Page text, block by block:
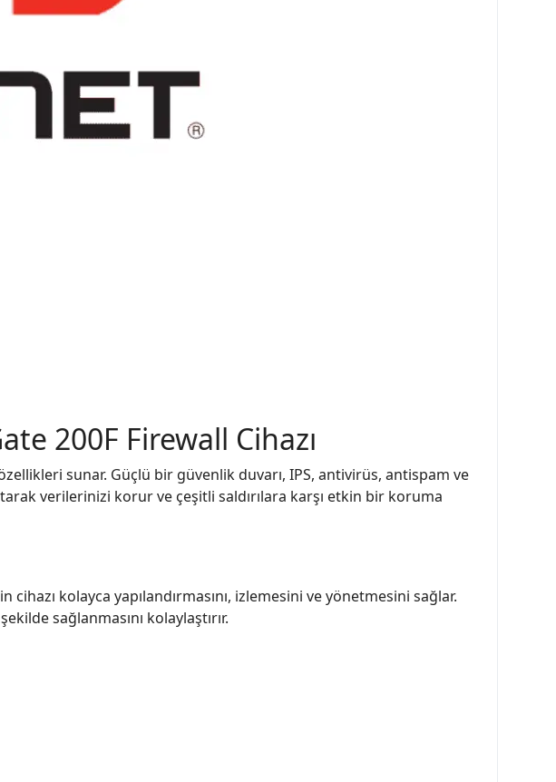
200F Firewall Cihazı
sunar. Güçlü bir güvenlik duvarı, IPS, antivirüs, antispam ve
verilerinizi korur ve çeşitli saldırılara karşı etkin bir koruma
kolayca yapılandırmasını, izlemesini ve yönetmesini sağlar.
sağlanmasını kolaylaştırır.